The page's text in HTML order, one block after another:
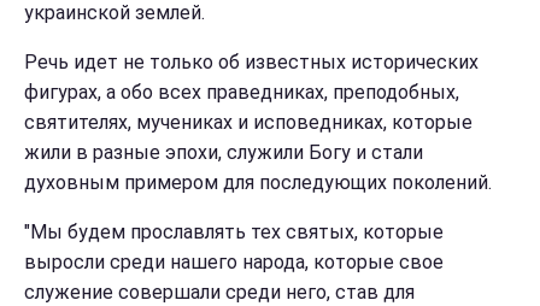
украинской землей.
Речь идет не только об известных исторических
фигурах, а обо всех праведниках, преподобных,
святителях, мучениках и исповедниках, которые
жили в разные эпохи, служили Богу и стали
духовным примером для последующих поколений.
"Мы будем прославлять тех святых, которые
выросли среди нашего народа, которые свое
служение совершали среди него, став для